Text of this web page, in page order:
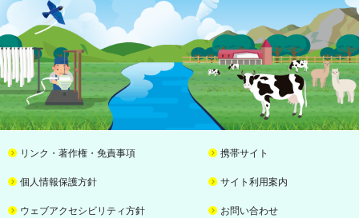
リンク・著作権・免責事項 携帯サイト
個人情報保護方針 サイト利用案内
ウェブアクセシビリティ方針 お問い合わせ